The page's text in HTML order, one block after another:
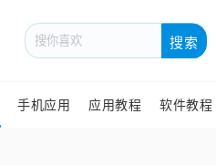
搜索
手机应用 应用教程 软件教程